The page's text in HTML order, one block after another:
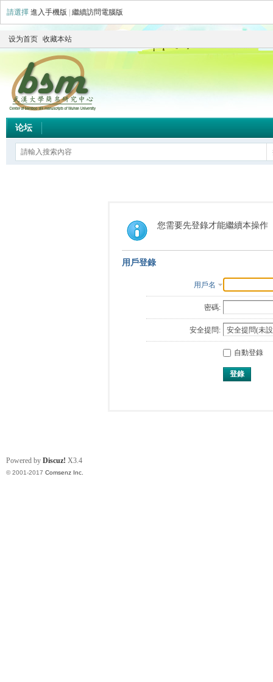
請選擇 進入手機版 繼續訪問電腦版
设为首页 收藏本站
论坛
您需要先登錄才能繼續本操作
用戶登錄
用戶名
密碼:
安全提問:
自動登錄
登錄
Powered by Discuz! X3.4
© 2001-2017 Comsenz Inc.